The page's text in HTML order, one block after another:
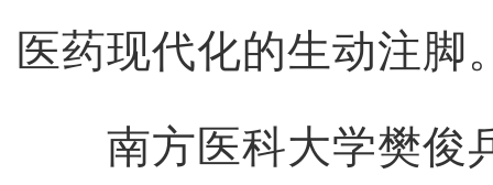
医药现代化的生动注脚
南方医科大学樊俊